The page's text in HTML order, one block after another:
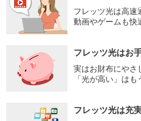
フレッツ光は高速
動画やゲームも快
フレッツ光はお
実はお財布にやさ
「光が高い」はも
フレッツ光は充